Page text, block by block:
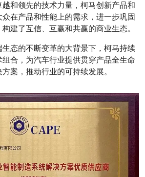
和领先的技术力量，柯马创新产品和
在产品和性能上的需求，进一步巩固
建了互信、互赢和共赢的商业生态。
态的不断变革的大背景下，柯马持续
合，为汽车行业提供贯穿产品全生命
案，推动行业的可持续发展。